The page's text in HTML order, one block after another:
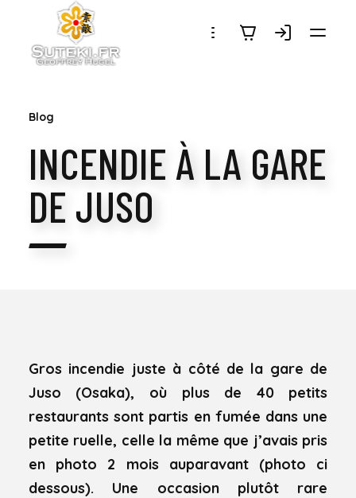
SUTEKI.FR
Blog
INCENDIE À LA GARE
DE JUSO
Gros incendie juste à côté de la gare de
Juso (Osaka), où plus de 40 petits
restaurants sont partis en fumée dans une
petite ruelle, celle la même que j’avais pris
en photo 2 mois auparavant (photo ci
dessous).
Une occasion plutôt rare